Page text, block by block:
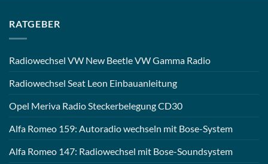
RATGEBER
Radiowechsel VW New Beetle VW Gamma Radio
Radiowechsel Seat Leon Einbauanleitung
Opel Meriva Radio Steckerbelegung CD30
Alfa Romeo 159: Autoradio wechseln mit Bose-System
Alfa Romeo 147: Radiowechsel mit Bose-Soundsystem